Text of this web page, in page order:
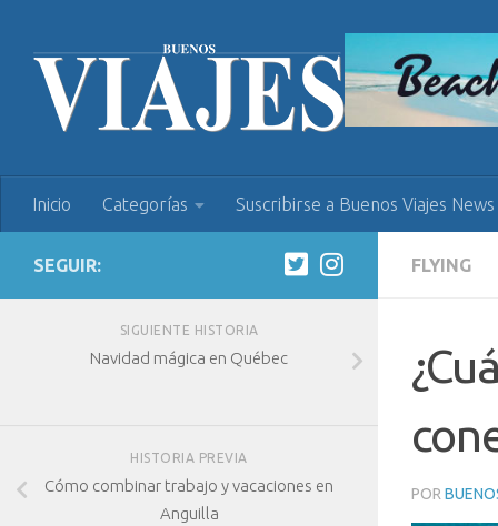
Inicio Categorías Suscribirse a Buenos Viajes News
FLYING
POR
SEGUIR:
SIGUIENTE HISTORIA
Navidad mágica en Québec
HISTORIA PREVIA
Cómo combinar trabajo y vacaciones en
Anguilla